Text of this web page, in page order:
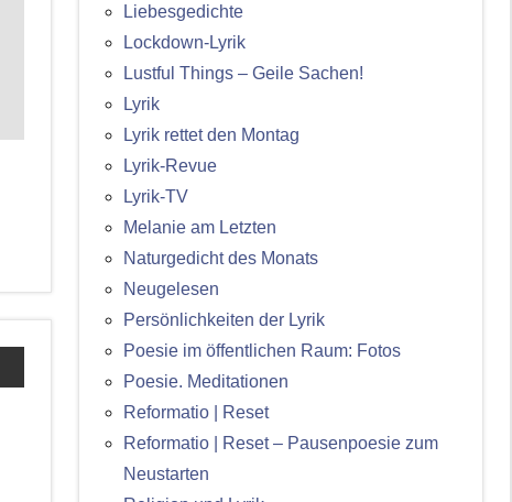
Liebesgedichte
Lockdown-Lyrik
Lustful Things – Geile Sachen!
Lyrik
Lyrik rettet den Montag
Lyrik-Revue
Lyrik-TV
Melanie am Letzten
Naturgedicht des Monats
Neugelesen
Persönlichkeiten der Lyrik
Poesie im öffentlichen Raum: Fotos
Poesie. Meditationen
Reformatio | Reset
Reformatio | Reset – Pausenpoesie zum
Neustarten